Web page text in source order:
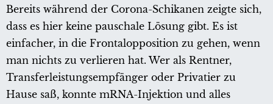
Bereits während der Corona-Schikanen zeigte sich,
dass es hier keine pauschale Lösung gibt. Es ist
einfacher, in die Frontalopposition zu gehen, wenn
man nichts zu verlieren hat. Wer als Rentner,
Transferleistungsempfänger oder Privatier zu
Hause saß, konnte mRNA-Injektion und alles